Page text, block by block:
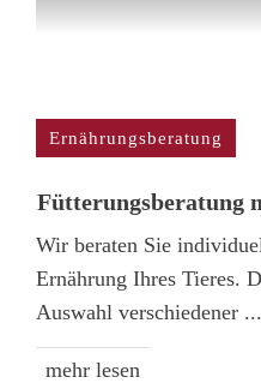
Ernährungsberatung
Fütterungs­beratung
Wir beraten Sie
Ernährung Ihres Tieres.
Auswahl verschiedener ...
mehr lesen